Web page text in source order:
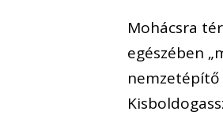
Mohácsra
egészében
nemzetépítő